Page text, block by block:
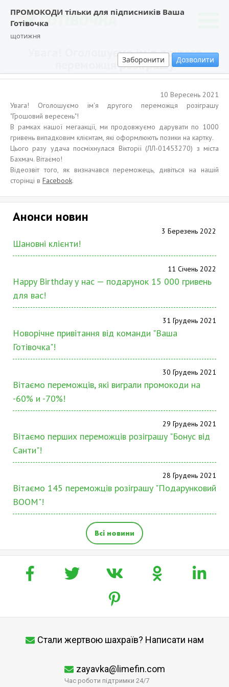
ПРОМОКОДИ тільки для підписників Ваша
Готівочка
щотижня
Заборонити Дозволити
Увага! Оголошуємо ім'я другого
переможця розіграшу
10 Вересень 2021
Увага! Оголошуємо ім'я другого переможця розіграшу
"Грошовий вересень"!
В рамках нашої мегаакції, ми продовжуємо дарувати по 1000
гривень випадковим клієнтам, які оформлюють позики на картку.
Цього разу удача посміхнулася Вікторії (ЛЛ-01453270) з міста
Бахмач. Вітаємо!
Відеозвіт того, як визначався переможець, дивіться на нашій
сторінці в Facebook.
Анонси новин
3 Березень 2022
Шановні клієнти!
11 Січень 2022
Happy Birthday у нас — подарунок 15 000 гривень
для вас!
31 Грудень 2021
Новорічне привітання від команди "Ваша
Готівочка"!
30 Грудень 2021
Вітаємо переможців, які виграли промокоди на
-60% и -70%!
29 Грудень 2021
Вітаємо перших переможців розіграшу "Бонус від
Санти"!
28 Грудень 2021
Вітаємо 145 переможців розіграшу "Подарунковий
BOOM"!
Всі новини
Стали жертвою шахраїв? Написати нам
zayavka@limefin.com
Час роботи підтримки 24/7